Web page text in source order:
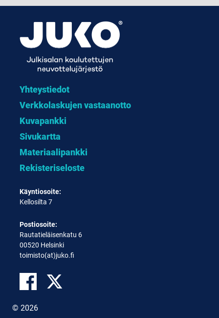
Yhteystiedot
Verkkolaskujen vastaanotto
Kuvapankki
Sivukartta
Materiaalipankki
Rekisteriseloste
Käyntiosoite:
Kellosilta 7
Postiosoite:
Rautatieläisenkatu 6
00520 Helsinki
toimisto(at)juko.fi
© 2026